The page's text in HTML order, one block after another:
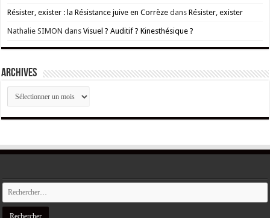
Résister, exister : la Résistance juive en Corrèze dansRésister, exister
Nathalie SIMON dansVisuel ? Auditif ? Kinesthésique ?
ARCHIVES
ARCHIVES